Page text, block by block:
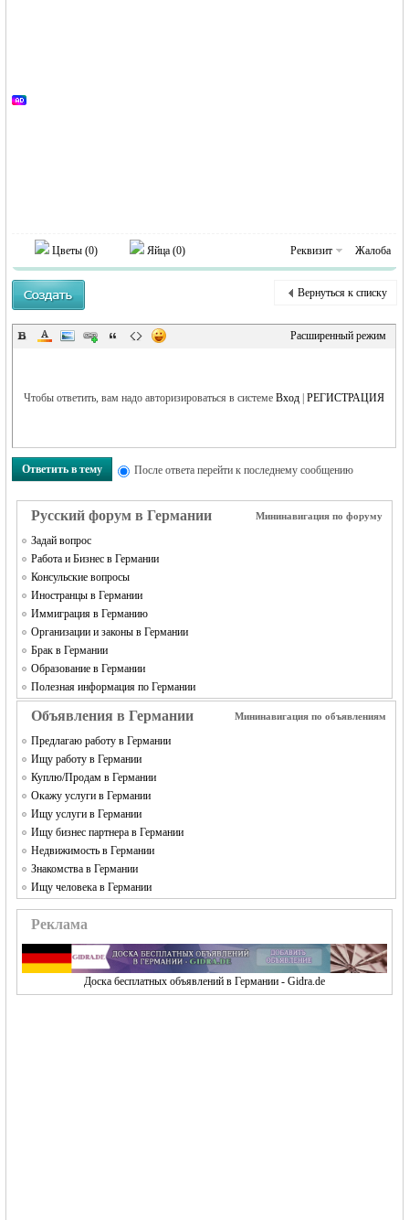
MEINLAND.
Цветы (0) Яйца (0) Реквизит Жалоба
Вернуться к списку
Расширенный режим
Чтобы ответить, вам надо авторизироваться в системеВход |РЕГИСТРАЦИЯ
Ответить в тему После ответа перейти к последнему сообщению
Русский форум в Германии Мининавигация по форуму
Задай вопрос
Работа и Бизнес в Германии
Консульские вопросы
Иностранцы в Германии
Иммиграция в Германию
Организации и законы в Германии
Брак в Германии
Образование в Германии
Полезная информация по Германии
Объявления в Германии Мининавигация по объявлениям
Предлагаю работу в Германии
Ищу работу в Германии
Куплю/Продам в Германии
Окажу услуги в Германии
Ищу услуги в Германии
Ищу бизнес партнера в Германии
Недвижимость в Германии
Знакомства в Германии
Ищу человека в Германии
Реклама
Доска бесплатных объявлений в Германии - Gidra.de